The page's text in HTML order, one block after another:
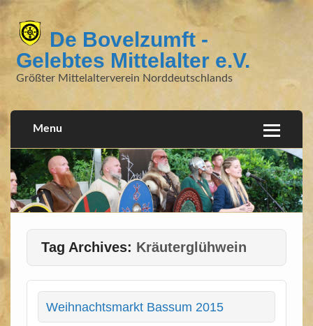
De Bovelzumft -
Gelebtes Mittelalter e.V.
Größter Mittelalterverein Norddeutschlands
Menu
Tag Archives: Kräuterglühwein
Weihnachtsmarkt Bassum 2015